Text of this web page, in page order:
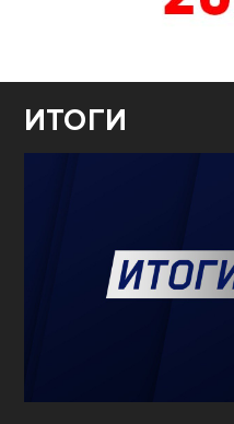
ИТОГИ